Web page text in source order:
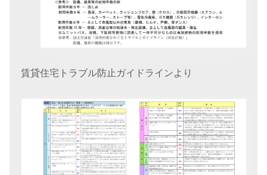
賃貸住宅トラブル防止ガイドラインより